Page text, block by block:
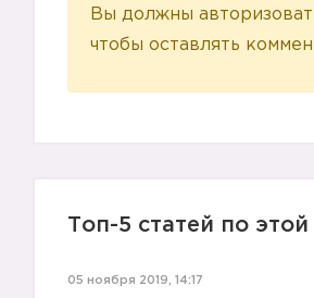
▶️
▶️
Вы должны
чтобы оставлять
Топ-5 статей по этой
05 ноября 2019, 14:17